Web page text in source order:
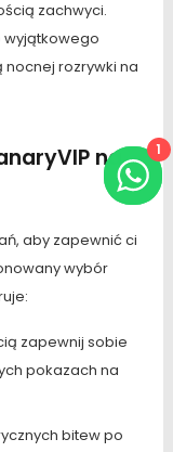
zachwyci.
wyjątkowego
nocnej rozrywki na
na
aby zapewnić ci
wybór
zapewnij sobie
pokazach na
bitew po
1